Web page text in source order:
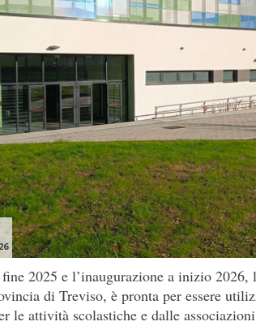
2025 e l’inaugurazione a inizio 2026,
di Treviso, è pronta per essere
le attività scolastiche e dalle